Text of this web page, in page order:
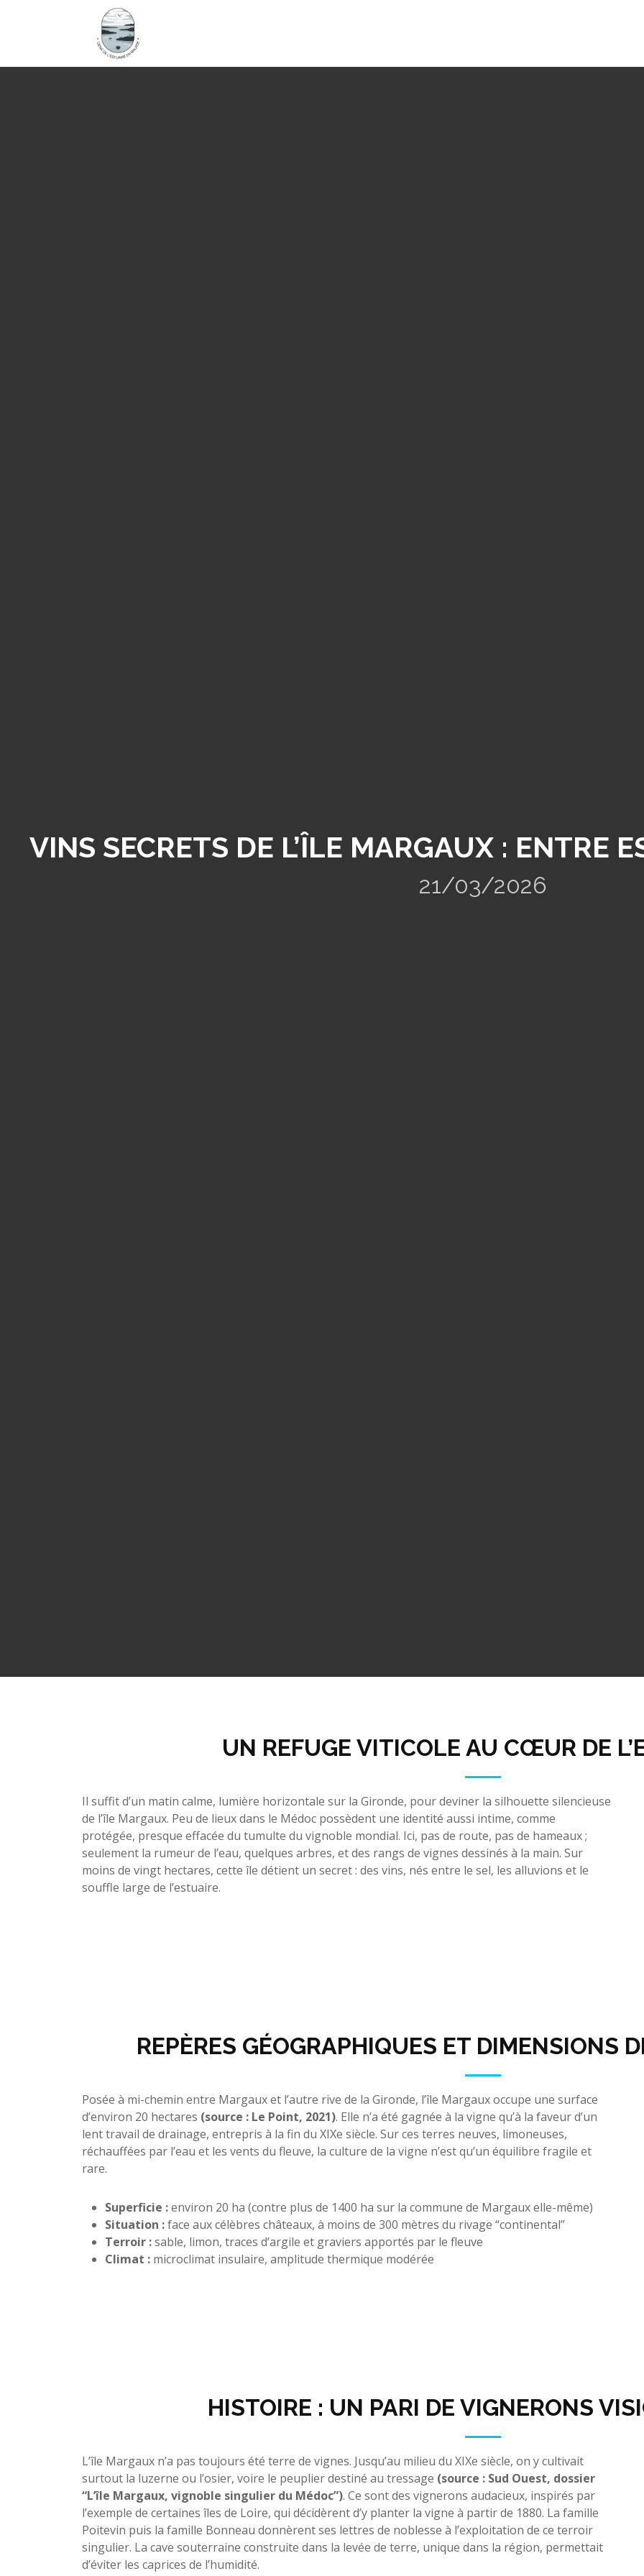
VINS SECRETS DE L’ÎLE MARGAUX : ENTRE
21/03/2026
UN REFUGE VITICOLE AU CŒUR DE
Il suffit d’un matin calme, lumière horizontale sur la Gironde, pour deviner la silhouette silencieuse
de l’île Margaux. Peu de lieux dans le Médoc possèdent une identité aussi intime, comme
protégée, presque effacée du tumulte du vignoble mondial. Ici, pas de route, pas de hameaux ;
seulement la rumeur de l’eau, quelques arbres, et des rangs de vignes dessinés à la main. Sur
moins de vingt hectares, cette île détient un secret : des vins, nés entre le sel, les alluvions et le
souffle large de l’estuaire.
REPÈRES GÉOGRAPHIQUES ET DIMENSIONS
Posée à mi-chemin entre Margaux et l’autre rive de la Gironde, l’île Margaux occupe une surface
d’environ 20 hectares (source : Le Point, 2021). Elle n’a été gagnée à la vigne qu’à la faveur d’un
lent travail de drainage, entrepris à la fin du XIXe siècle. Sur ces terres neuves, limoneuses,
réchauffées par l’eau et les vents du fleuve, la culture de la vigne n’est qu’un équilibre fragile et
rare.
Superficie :environ 20 ha (contre plus de 1400 ha sur la commune de Margaux elle-même)
Situation :face aux célèbres châteaux, à moins de 300 mètres du rivage “continental”
Terroir :sable, limon, traces d’argile et graviers apportés par le fleuve
Climat : microclimat insulaire, amplitude thermique modérée
HISTOIRE : UN PARI DE VIGNERONS
L’île Margaux n’a pas toujours été terre de vignes. Jusqu’au milieu du XIXe siècle, on y cultivait
surtout la luzerne ou l’osier, voire le peuplier destiné au tressage (source : Sud Ouest, dossier
“L’île Margaux, vignoble singulier du Médoc”). Ce sont des vignerons audacieux, inspirés par
l’exemple de certaines îles de Loire, qui décidèrent d’y planter la vigne à partir de 1880. La famille
Poitevin puis la famille Bonneau donnèrent ses lettres de noblesse à l’exploitation de ce terroir
singulier. La cave souterraine construite dans la levée de terre, unique dans la région, permettait
d’éviter les caprices de l’humidité.